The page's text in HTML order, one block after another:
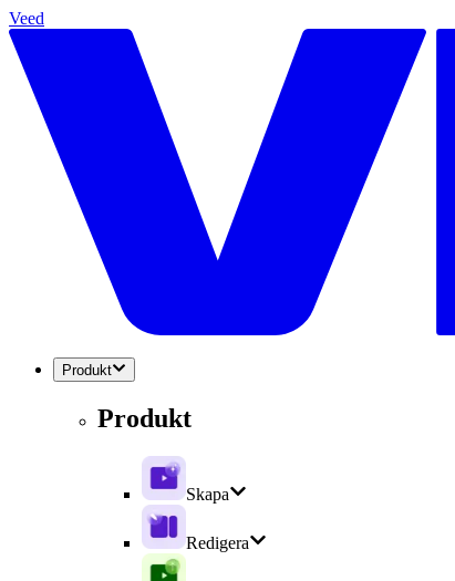
Veed
Produkt
Produkt
Skapa
Redigera